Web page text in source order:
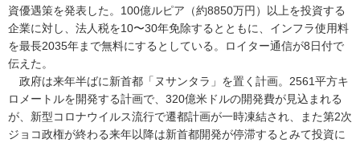
資優遇策を発表した。100億ルピア（約8850万円）以上を投資する
企業に対し、法人税を10〜30年免除するとともに、インフラ使用料
を最長2035年まで無料にするとしている。ロイター通信が8日付で
伝えた。
政府は来年半ばに新首都「ヌサンタラ」を置く計画。2561平方キ
ロメートルを開発する計画で、320億米ドルの開発費が見込まれる
が、新型コロナウイルス流行で遷都計画が一時凍結され、また第2次
ジョコ政権が終わる来年以降は新首都開発が停滞するとみて投資に